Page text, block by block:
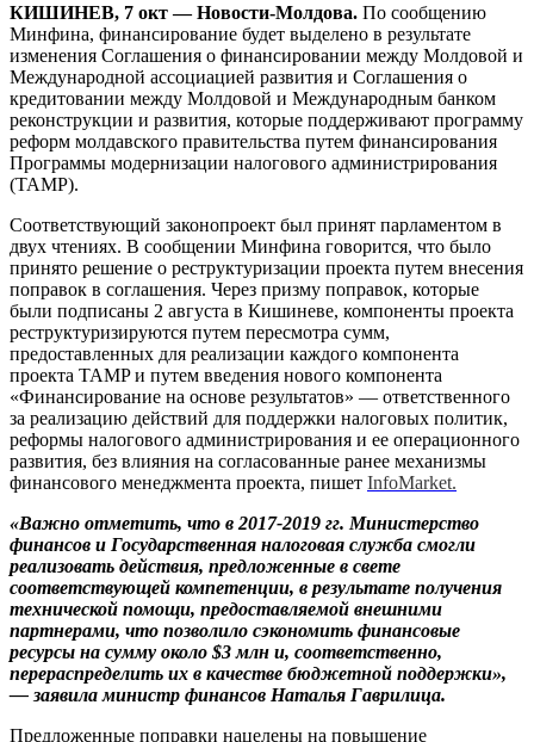
КИШИНЕВ, 7 окт — Новости-Молдова. По сообщению
Минфина, финансирование будет выделено в результате
изменения Соглашения о финансировании между Молдовой и
Международной ассоциацией развития и Соглашения о
кредитовании между Молдовой и Международным банком
реконструкции и развития, которые поддерживают программу
реформ молдавского правительства путем финансирования
Программы модернизации налогового администрирования
(TAMP).
Соответствующий законопроект был принят парламентом в
двух чтениях. В сообщении Минфина говорится, что было
принято решение о реструктуризации проекта путем внесения
поправок в соглашения. Через призму поправок, которые
были подписаны 2 августа в Кишиневе, компоненты проекта
реструктуризируются путем пересмотра сумм,
предоставленных для реализации каждого компонента
проекта TAMP и путем введения нового компонента
«Финансирование на основе результатов» — ответственного
за реализацию действий для поддержки налоговых политик,
реформы налогового администрирования и ее операционного
развития, без влияния на согласованные ранее механизмы
финансового менеджмента проекта, пишет InfoMarket.
«Важно отметить, что в 2017-2019 гг. Министерство
финансов и Государственная налоговая служба смогли
реализовать действия, предложенные в свете
соответствующей компетенции, в результате получения
технической помощи, предоставляемой внешними
партнерами, что позволило сэкономить финансовые
ресурсы на сумму около $3 млн и, соответственно,
перераспределить их в качестве бюджетной поддержки»,
— заявила министр финансов Наталья Гаврилица.
Предложенные поправки нацелены на повышение